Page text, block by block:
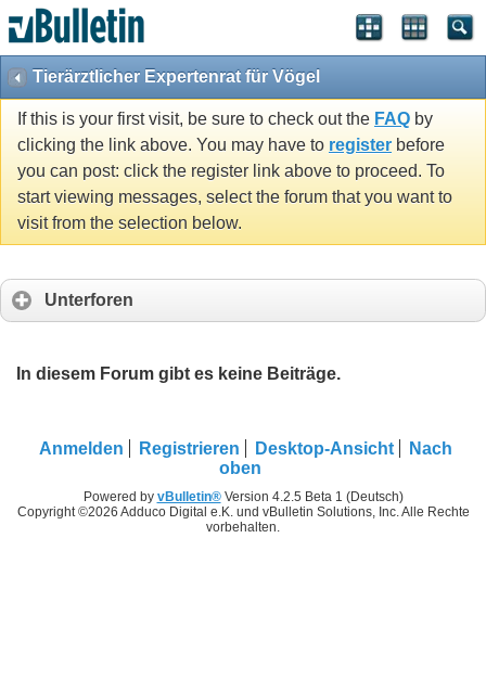
Tierärztlicher Expertenrat für Vögel
If this is your first visit, be sure to check out the FAQ by
clicking the link above. You may have to register before
you can post: click the register link above to proceed. To
start viewing messages, select the forum that you want to
visit from the selection below.
Unterforen
In diesem Forum gibt es keine Beiträge.
Anmelden Registrieren Desktop-Ansicht
Nach
oben
Powered by vBulletin®Version 4.2.5 Beta 1 (Deutsch)
Copyright ©2026 Adduco Digital e.K. und vBulletin Solutions, Inc. Alle Rechte
vorbehalten.